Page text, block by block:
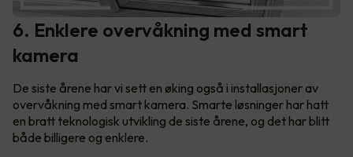
6. Enklere overvåkning med smart
kamera
De siste årene har vi sett en øking også i installasjoner av
overvåkning med smart kamera. Smarte løsninger har hatt
en bratt teknologisk utvikling de siste årene, og det har blitt
både billigere og enklere.